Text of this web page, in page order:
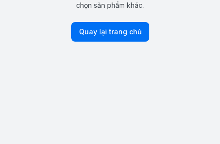
chọn sản phẩm khác.
Quay lại trang chủ